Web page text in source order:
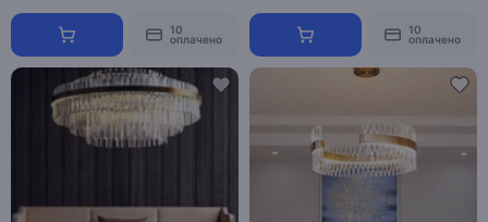
10
оплачено
10
оплачено